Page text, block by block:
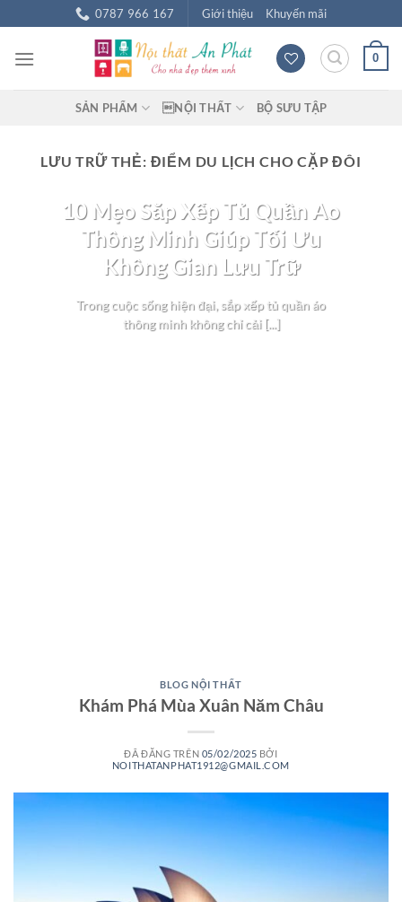
đến
nội
0787 966 167 Giới thiệu Khuyến mãi
0
SẢN PHẨM NỘI THẤT BỘ SƯU TẬP
LƯU TRỮ THẺ: ĐIỂM DU LỊCH CHO CẶP ĐÔI
10 Mẹo Sắp Xếp Tủ Quần Áo
Thông Minh Giúp Tối Ưu
Không Gian Lưu Trữ
Trong cuộc sống hiện đại, sắp xếp tủ quần áo
thông minh không chỉ cải [...]
BLOG NỘI THẤT
Khám Phá Mùa Xuân Năm Châu
ĐÃ ĐĂNG TRÊN 05/02/2025 BỞI
NOITHATANPHAT1912@GMAIL.COM